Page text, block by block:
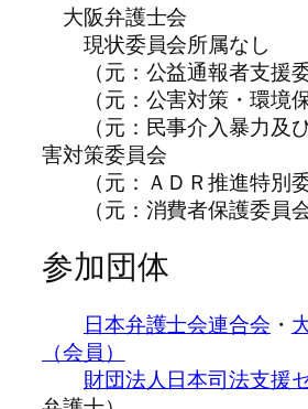
大阪弁護士会
現状委員会所属なし
（元：公益通報者支援
（元：公害対策・環境
（元：民事介入暴力及
害対策委員会
（元：ＡＤＲ推進特別
（元：消費者保護委員
参加団体
日本弁護士会連合会 ・
（会員）
財団法人日本司法支援